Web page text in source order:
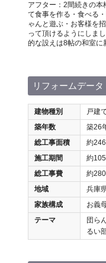
アフター：2間続きの本
て食事を作る・食べる
ゃんと遊ぶ・お客様を
って頂けるようにしま
的な設えは8帖の和室に
リフォームデータ
建物種別
戸建
築年数
築26
総工事面積
約
施工期間
約
総工事費
約
地域
兵庫
家族構成
お義
テーマ
団ら
るい